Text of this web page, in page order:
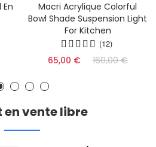
Macri Acrylique Colorful
Bowl Shade Suspension Light
For Kitchen
(12)
65,00 € 160,00 €
en vente libre